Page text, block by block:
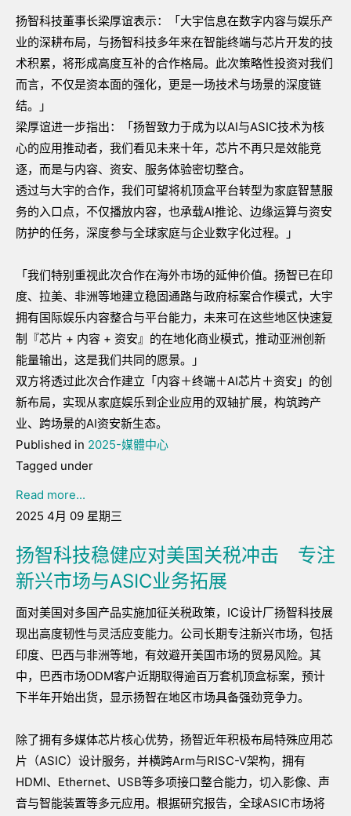
扬智科技董事长梁厚谊表示：「大宇信息在数字内容与娱乐产
业的深耕布局，与扬智科技多年来在智能终端与芯片开发的技
术积累，将形成高度互补的合作格局。此次策略性投资对我们
而言，不仅是资本面的强化，更是一场技术与场景的深度链
结。」
梁厚谊进一步指出：「扬智致力于成为以AI与ASIC技术为核
心的应用推动者，我们看见未来十年，芯片不再只是效能竞
逐，而是与内容、资安、服务体验密切整合。
透过与大宇的合作，我们可望将机顶盒平台转型为家庭智慧服
务的入口点，不仅播放内容，也承载AI推论、边缘运算与资安
防护的任务，深度参与全球家庭与企业数字化过程。」
「我们特别重视此次合作在海外市场的延伸价值。扬智已在印
度、拉美、非洲等地建立稳固通路与政府标案合作模式，大宇
拥有国际娱乐内容整合与平台能力，未来可在这些地区快速复
制『芯片 + 内容 + 资安』的在地化商业模式，推动亚洲创新
能量输出，这是我们共同的愿景。」
双方将透过此次合作建立「内容＋终端＋AI芯片＋资安」的创
新布局，实现从家庭娱乐到企业应用的双轴扩展，构筑跨产
业、跨场景的AI资安新生态。
Published in 2025-媒體中心
Tagged under
Read more...
2025 4月 09 星期三
扬智科技稳健应对美国关税冲击 专注
新兴市场与ASIC业务拓展
面对美国对多国产品实施加征关税政策，IC设计厂扬智科技展
现出高度韧性与灵活应变能力。公司长期专注新兴市场，包括
印度、巴西与非洲等地，有效避开美国市场的贸易风险。其
中，巴西市场ODM客户近期取得逾百万套机顶盒标案，预计
下半年开始出货，显示扬智在地区市场具备强劲竞争力。
除了拥有多媒体芯片核心优势，扬智近年积极布局特殊应用芯
片（ASIC）设计服务，并横跨Arm与RISC-V架构，拥有
HDMI、Ethernet、USB等多项接口整合能力，切入影像、声
音与智能装置等多元应用。根据研究报告，全球ASIC市场将